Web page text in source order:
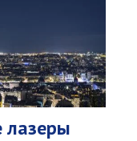
лазеры